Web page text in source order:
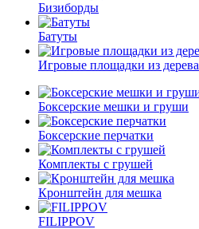
Бизиборды
Батуты
Игровые площадки из дерева
Боксерские мешки и груши
Боксерские перчатки
Комплекты с грушей
Кронштейн для мешка
FILIPPOV